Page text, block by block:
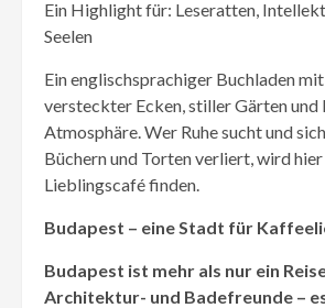
Ein Highlight für: Leseratten,
Seelen
Ein englischsprachiger Buchladen
versteckter Ecken, stiller Gärten
Atmosphäre. Wer Ruhe sucht und
Büchern und Torten verliert, wird hier
Lieblingscafé finden.
Budapest – eine Stadt für
Budapest ist mehr als nur ein
Architektur- und Badefreunde –